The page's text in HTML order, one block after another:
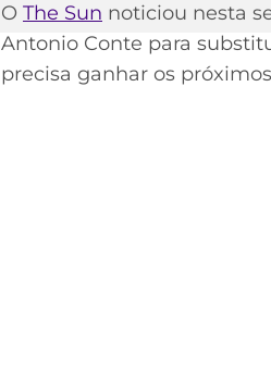
O The Sun noticiou nesta
Antonio Conte para
precisa ganhar os